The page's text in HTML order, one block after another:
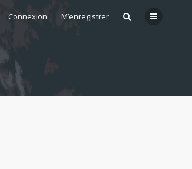
Connexion M’enregistrer